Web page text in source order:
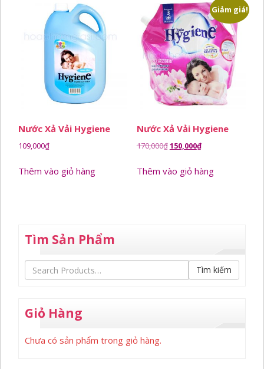
Nước Xả Vải Hygiene
109,000₫
Thêm vào giỏ hàng
Giảm giá!
Nước Xả Vải Hygiene
170,000₫Giá
là:
150,000₫Giá
tại
Thêm vào giỏ hàng
Tìm Sản Phẩm
Tìm kiếm
Giỏ Hàng
Chưa có sản phẩm trong giỏ hàng.